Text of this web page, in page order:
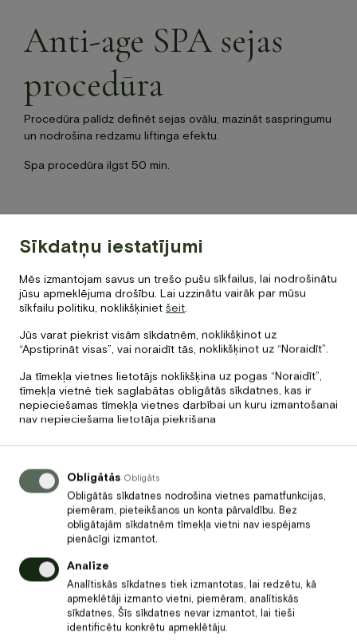
+371 67840640
info@baltvilla.lv
f
tripadvisor
LV
EN
Anti-age SPA sejas
procedūra
Procedūra palīdz definēt sejas ovālu, mazināt saspringumu
un nodrošina redzamu liftinga efektu.
Spa procedūra ilgst 50 min.
Kopā apmaksai
60€
Anti-
age
SPA
sejas
procedūra
Apraksts
Intensīva pretnovecošanās procedūra, kas apvieno R.D.R.
sejas liftinga masāžu ar jaunākās paaudzes 75.25 šūnu
kopšanu. Procedūras laikā dziļa, strukturēta masāža stimulē
sejas muskuļus un saistaudus, veicina mikrocirkulāciju,
uzlabo tonusu un atjauno ādas elastību.
Procedūras norise
Sīkdatņu iestatījumi
Mēs izmantojam savus un trešo pušu sīkfailus, lai nodrošinātu
jūsu apmeklējuma drošību. Lai uzzinātu vairāk par mūsu
sīkfailu politiku, noklikšķiniet šeit
Jūs varat piekrist visām sīkdatnēm, noklikšķinot uz
“Apstiprināt visas”, vai noraidīt tās, noklikšķinot uz “Noraidīt”.
Ja tīmekļa vietnes lietotājs noklikšķina uz pogas “Noraidīt”,
tīmekļa vietnē tiek saglabātas obligātās sīkdatnes, kas ir
nepieciešamas tīmekļa vietnes darbībai un kuru izmantošanai
nav nepieciešama lietotāja piekrišana
Obligātās Obligāts
Obligātās sīkdatnes nodrošina vietnes pamatfunkcijas,
piemēram, pieteikšanos un konta pārvaldību. Bez
obligātajām sīkdatnēm tīmekļa vietni nav iespējams
pienācīgi izmantot.
Analīze
Analītiskās sīkdatnes tiek izmantotas, lai redzētu, kā
apmeklētāji izmanto vietni, piemēram, analītiskās
sīkdatnes. Šīs sīkdatnes nevar izmantot, lai tieši
identificētu konkrētu apmeklētāju.